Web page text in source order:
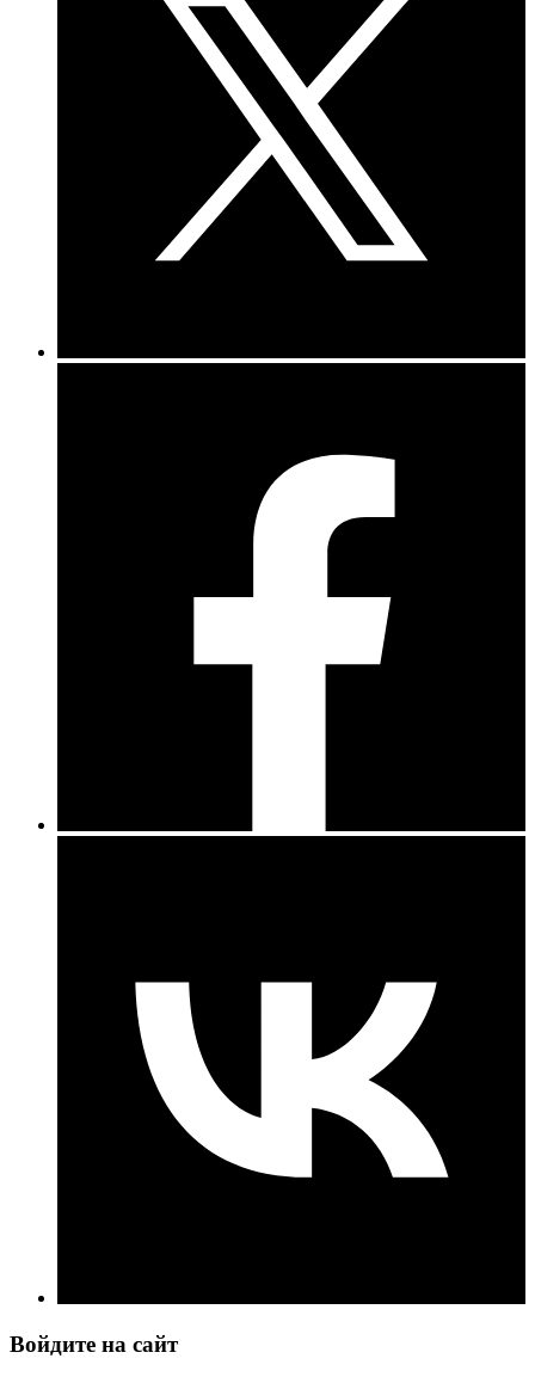
Войдите на сайт